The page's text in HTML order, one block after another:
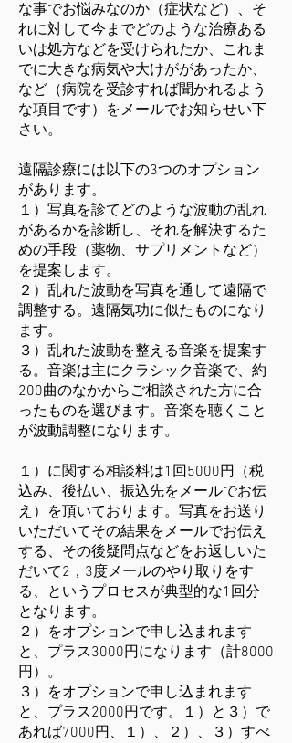
な事でお悩みなのか（症状など）、そ
れに対して今までどのような治療ある
いは処方などを受けられたか、これま
でに大きな病気や大けががあったか、
など（病院を受診すれば聞かれるよう
な項目です）をメールでお知らせい下
さい。
遠隔診療には以下の3つのオプション
があります。
１）写真を診てどのような波動の乱れ
があるかを診断し、それを解決するた
めの手段（薬物、サプリメントなど）
を提案します。
２）乱れた波動を写真を通して遠隔で
調整する。遠隔気功に似たものになり
ます。
３）乱れた波動を整える音楽を提案す
る。音楽は主にクラシック音楽で、約
200曲のなかからご相談された方に合
ったものを選びます。音楽を聴くこと
が波動調整になります。
１）に関する相談料は1回5000円（税
込み、後払い、振込先をメールでお伝
え）を頂いております。写真をお送り
いただいてその結果をメールでお伝え
する、その後疑問点などをお返しいた
だいて2，3度メールのやり取りをす
る、というプロセスが典型的な1回分
となります。
２）をオプションで申し込まれます
と、プラス3000円になります（計8000
円）。
３）をオプションで申し込まれます
と、プラス2000円です。１）と３）で
あれば7000円、１）、２）、３）すべ